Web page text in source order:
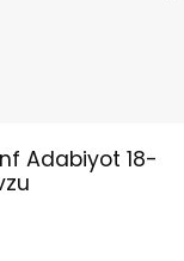
Adabiyot 18-